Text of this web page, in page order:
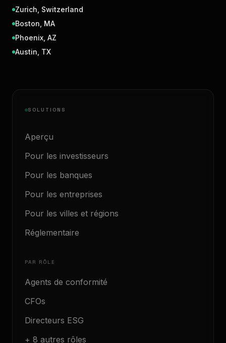
Zurich Switzerland
Boston MA
Phoenix AZ
Austin TX
SOLUTIONS
Aperçu
Pour les investisseurs
Pour les banques
Pour les entreprises
Pour les villes et régions
Réglementaire
PAR RÔLE
Agents de conformité
CFOs
Directeurs ESG
+ 8 autres rôles